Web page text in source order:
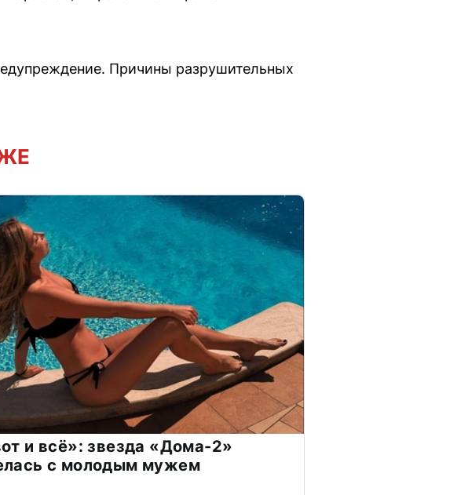
Причины разрушительных
и всё»: звезда «Дома-2»
с молодым мужем